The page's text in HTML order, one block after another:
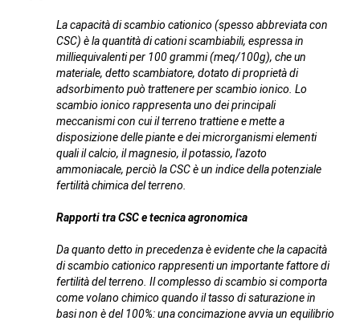
La capacità di scambio cationico (spesso abbreviata con
CSC) è la quantità di cationi scambiabili, espressa in
milliequivalenti per 100 grammi (meq/100g), che un
materiale, detto scambiatore, dotato di proprietà di
adsorbimento può trattenere per scambio ionico. Lo
scambio ionico rappresenta uno dei principali
meccanismi con cui il terreno trattiene e mette a
disposizione delle piante e dei microrganismi elementi
quali il calcio, il magnesio, il potassio, l'azoto
ammoniacale, perciò la CSC è un indice della potenziale
fertilità chimica del terreno.
Rapporti tra CSC e tecnica agronomica
Da quanto detto in precedenza è evidente che la capacità
di scambio cationico rappresenti un importante fattore di
fertilità del terreno. Il complesso di scambio si comporta
come volano chimico quando il tasso di saturazione in
basi non è del 100%: una concimazione avvia un equilibrio